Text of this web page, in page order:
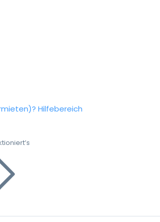
Hilfebereich